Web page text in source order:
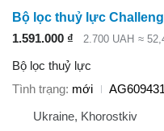
1.591.000 ₫ 2.700 UAH ≈
Bộ lọc thuỷ lực
Tình trạng mới
Ukraine, Khorostkiv